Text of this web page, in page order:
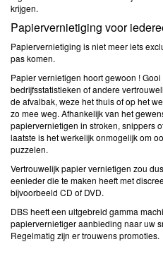
krijgen.
Papiervernietiging voor
Papiervernietiging is niet meer iets
pas komen.
Papier vernietigen hoort gewoon !
bedrijfsstatistieken of andere
de afvalbak, weze het thuis of op het
zo mee weg. Afhankelijk van het
papiervernietigen in stroken, snippers
laatste is het werkelijk onmogelijk om
puzzelen.
Vertrouwelijk papier vernietigen zou
eenieder die te maken heeft met
bijvoorbeeld CD of DVD.
DBS heeft een uitgebreid gamma
papiervernietiger aanbieding naar uw
Regelmatig zijn er trouwens promoties.